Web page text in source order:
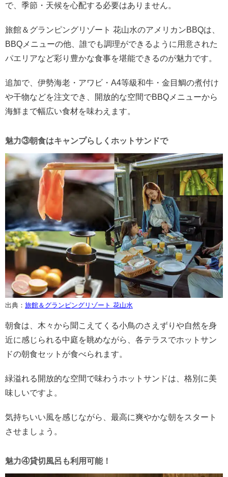
で、季節・天候を心配する必要はありません。
旅館＆グランピングリゾート 花山水のアメリカンBBQは、
BBQメニューの他、誰でも調理ができるように用意された
パエリアなど彩り豊かな食事を堪能できるのが魅力です。
追加で、伊勢海老・アワビ・A4等級和牛・金目鯛の煮付け
や干物などを注文でき、開放的な空間でBBQメニューから
海鮮まで幅広い食材を味わえます。
魅力③朝食はキャンプらしくホットサンドで
出典： 旅館＆グランピングリゾート 花山水
朝食は、木々から聞こえてくる小鳥のさえずりや自然を身
近に感じられる中庭を眺めながら、各テラスでホットサン
ドの朝食セットが食べられます。
緑溢れる開放的な空間で味わうホットサンドは、格別に美
味しいですよ。
気持ちいい風を感じながら、最高に爽やかな朝をスタート
させましょう。
魅力④貸切風呂も利用可能！